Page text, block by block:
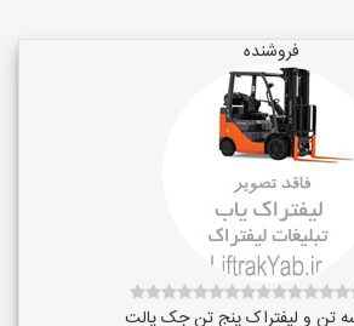
فروشنده
تن و لیفتراک پنج تن جک پالت